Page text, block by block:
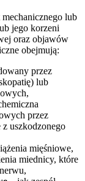
lub
jego korzeni
oraz objawów
obejmują:
przez
lub
przez
uszkodzonego
mięśniowe,
miednicy, które